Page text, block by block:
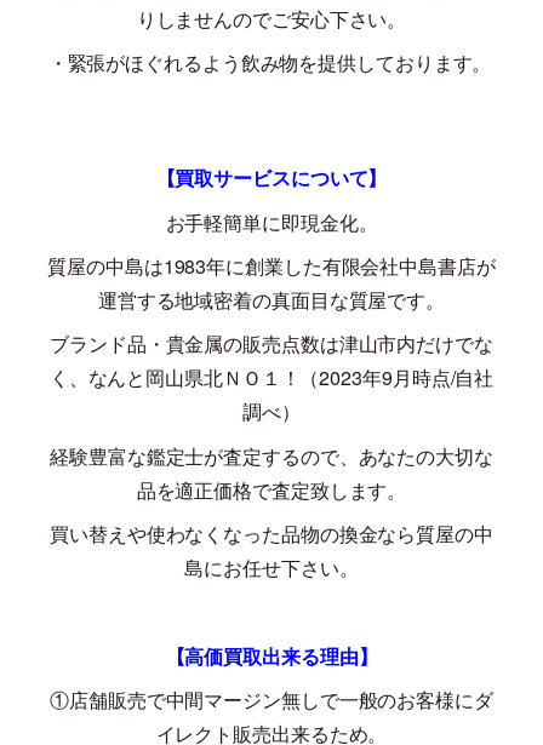
りしませんのでご安心下さい。
・緊張がほぐれるよう飲み物を提供しております。
【買取サービスについて】
お手軽簡単に即現金化。
質屋の中島は1983年に創業した有限会社中島書店が
運営する地域密着の真面目な質屋です。
ブランド品・貴金属の販売点数は津山市内だけでな
く、なんと岡山県北ＮＯ１！（2023年9月時点/自社
調べ）
経験豊富な鑑定士が査定するので、あなたの大切な
品を適正価格で査定致します。
買い替えや使わなくなった品物の換金なら質屋の中
島にお任せ下さい。
【高価買取出来る理由】
①店舗販売で中間マージン無しで一般のお客様にダ
イレクト販売出来るため。